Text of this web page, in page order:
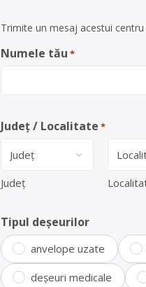
Trimite un mesaj acestui
Numele tău *
Județ / Localitate *
Județ
Tipul deșeurilor
anvelope uzate
deșeuri medicale